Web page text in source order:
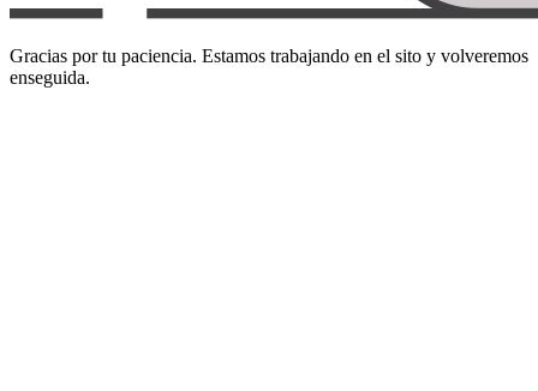
Gracias por tu paciencia. Estamos trabajando en el sito y volveremos
enseguida.